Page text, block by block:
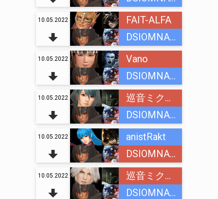
10.05.2022
FAIT-ALFA
DSIOMNAINC
10.05.2022
Vano
DSIOMNAINC
10.05.2022
巡音ミクオ (Megurine Mikuo)
DSIOMNAINC
10.05.2022
anistRakt
DSIOMNAINC
10.05.2022
巡音ミクオ (Megurine Mikuo)
DSIOMNAINC